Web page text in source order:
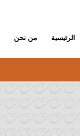
الرئيسية من نحن